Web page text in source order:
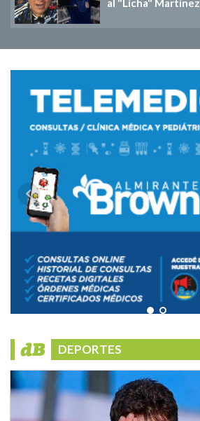
al "Licha" Martínez
DEPORTES